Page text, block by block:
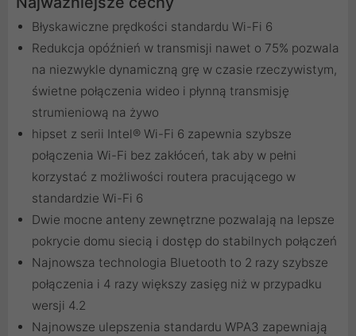
Błyskawiczne prędkości standardu Wi-Fi 6
Redukcja opóźnień w transmisji nawet o 75% pozwala
na niezwykle dynamiczną grę w czasie rzeczywistym,
świetne połączenia wideo i płynną transmisję
strumieniową na żywo
hipset z serii Intel® Wi-Fi 6 zapewnia szybsze
połączenia Wi-Fi bez zakłóceń, tak aby w pełni
korzystać z możliwości routera pracującego w
standardzie Wi-Fi 6
Dwie mocne anteny zewnętrzne pozwalają na lepsze
pokrycie domu siecią i dostęp do stabilnych połączeń
Najnowsza technologia Bluetooth to 2 razy szybsze
połączenia i 4 razy większy zasięg niż w przypadku
wersji 4.2
Najnowsze ulepszenia standardu WPA3 zapewniają